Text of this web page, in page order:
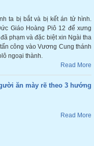
ta bị bắt và bị kết án tử hình.
Giáo Hoàng Piô 12 để xưng
phạm và đặc biệt xin Ngài tha
công vào Vương Cung thánh
ngoại thành.
Read More
ăn mày rẽ theo 3 hướng
Read More